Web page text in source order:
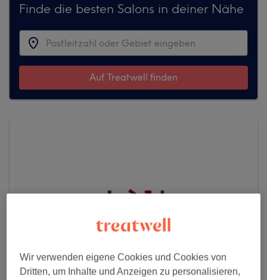
Finde die besten Salons in deiner Nähe
Auf Treatwell finden
Wir verwenden eigene Cookies und Cookies von
Dritten, um Inhalte und Anzeigen zu personalisieren,